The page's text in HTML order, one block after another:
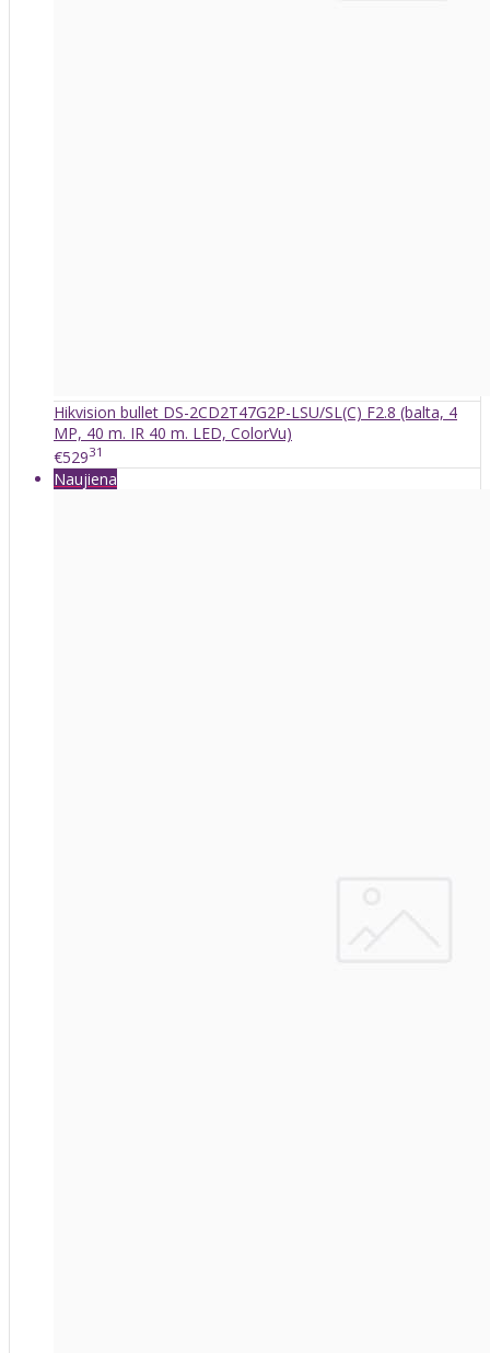
Hikvision bullet DS-2CD2T47G2P-LSU/SL(C) F2.8 (balta, 4
MP, 40 m. IR 40 m. LED, ColorVu)
€52931
Naujiena